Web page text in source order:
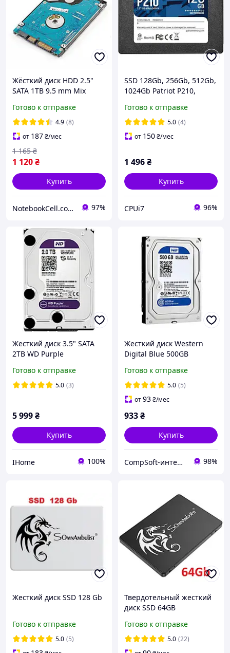
Жёсткий диск HDD 2.5"
SATA 1TB 9.5 mm Mix
Готово к отправке
4.9 (8)
от 187₴/мес
1 120₴
1 165 ₴
Купить
NotebookCell.com.ua 97%
SSD 128Gb, 256Gb, 512Gb,
1024Gb Patriot P210,
520/430 МБ/с
Готово к отправке
5.0 (4)
от 150₴/мес
1 496₴
Купить
CPUi7 96%
Жесткий диск 3.5" SATA
2TB WD Purple
Готово к отправке
5.0 (3)
5 999₴
Купить
IHome 100%
Жесткий диск Western
Digital Blue 500GB
(WD5000AAKX) 3.5
Refurbished
Готово к отправке
5.0 (5)
от93₴/мес
933₴
Купить
CompSoft-интернет магазин компьютерных комплектующих 98%
Жесткий диск SSD 128 Gb
Готово к отправке
5.0 (5)
Твердотельный жесткий
диск SSD 64GB
SATAIII, SSD накопитель
64GB Гб для ноутбука и
ПК
Готово к отправке
5.0 (22)